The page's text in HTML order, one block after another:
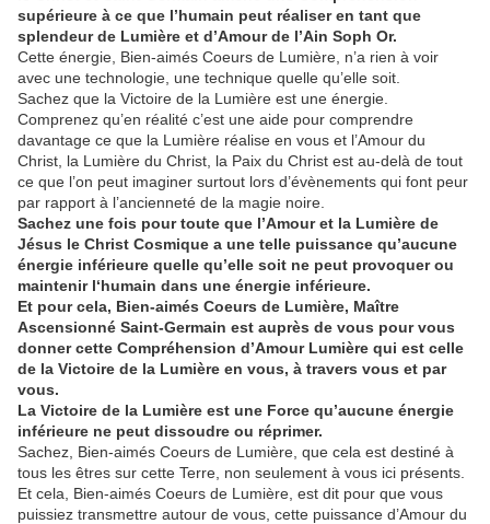
supérieure à ce que l’humain peut réaliser en tant que
splendeur de Lumière et d’Amour de l’Ain Soph Or.
Cette énergie, Bien-aimés Coeurs de Lumière, n’a rien à voir
avec une technologie, une technique quelle qu’elle soit.
Sachez que la Victoire de la Lumière est une énergie.
Comprenez qu’en réalité c’est une aide pour comprendre
davantage ce que la Lumière réalise en vous et l’Amour du
Christ, la Lumière du Christ, la Paix du Christ est au-delà de tout
ce que l’on peut imaginer surtout lors d’évènements qui font peur
par rapport à l’ancienneté de la magie noire.
Sachez une fois pour toute que l’Amour et la Lumière de
Jésus le Christ Cosmique a une telle puissance qu’aucune
énergie inférieure quelle qu’elle soit ne peut provoquer ou
maintenir l‘humain dans une énergie inférieure.
Et pour cela, Bien-aimés Coeurs de Lumière, Maître
Ascensionné Saint-Germain est auprès de vous pour vous
donner cette Compréhension d’Amour Lumière qui est celle
de la Victoire de la Lumière en vous, à travers vous et par
vous.
La Victoire de la Lumière est une Force qu’aucune énergie
inférieure ne peut dissoudre ou réprimer.
Sachez, Bien-aimés Coeurs de Lumière, que cela est destiné à
tous les êtres sur cette Terre, non seulement à vous ici présents.
Et cela, Bien-aimés Coeurs de Lumière, est dit pour que vous
puissiez transmettre autour de vous, cette puissance d’Amour du